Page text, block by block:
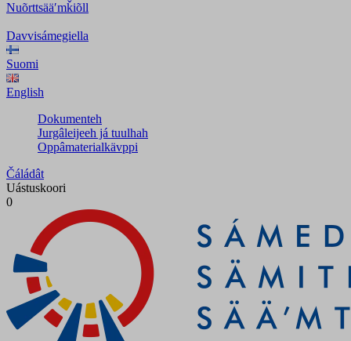
Nuõrttsääʹmǩiõll
Davvisámegiella
Suomi
English
Dokumenteh
Jurgâleijeeh já tuulhah
Oppâmaterialkävppi
Čáládât
Uástuskoori
0